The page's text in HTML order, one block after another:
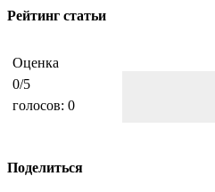
Рейтинг статьи
Оценка
0/5
голосов: 0
Поделиться